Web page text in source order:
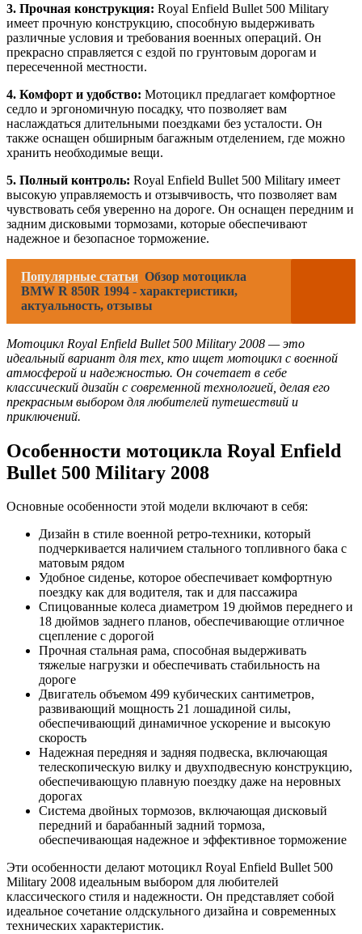
3. Прочная конструкция: Royal Enfield Bullet 500 Military
имеет прочную конструкцию, способную выдерживать
различные условия и требования военных операций. Он
прекрасно справляется с ездой по грунтовым дорогам и
пересеченной местности.
4. Комфорт и удобство: Мотоцикл предлагает комфортное
седло и эргономичную посадку, что позволяет вам
наслаждаться длительными поездками без усталости. Он
также оснащен обширным багажным отделением, где можно
хранить необходимые вещи.
5. Полный контроль: Royal Enfield Bullet 500 Military имеет
высокую управляемость и отзывчивость, что позволяет вам
чувствовать себя уверенно на дороге. Он оснащен передним и
задним дисковыми тормозами, которые обеспечивают
надежное и безопасное торможение.
Популярные статьи Обзор мотоцикла
BMW R 850R 1994 - характеристики,
актуальность, отзывы
Мотоцикл Royal Enfield Bullet 500 Military 2008 — это
идеальный вариант для тех, кто ищет мотоцикл с военной
атмосферой и надежностью. Он сочетает в себе
классический дизайн с современной технологией, делая его
прекрасным выбором для любителей путешествий и
приключений.
Особенности мотоцикла Royal Enfield
Bullet 500 Military 2008
Основные особенности этой модели включают в себя:
Дизайн в стиле военной ретро-техники, который
подчеркивается наличием стального топливного бака с
матовым рядом
Удобное сиденье, которое обеспечивает комфортную
поездку как для водителя, так и для пассажира
Спицованные колеса диаметром 19 дюймов переднего и
18 дюймов заднего планов, обеспечивающие отличное
сцепление с дорогой
Прочная стальная рама, способная выдерживать
тяжелые нагрузки и обеспечивать стабильность на
дороге
Двигатель объемом 499 кубических сантиметров,
развивающий мощность 21 лошадиной силы,
обеспечивающий динамичное ускорение и высокую
скорость
Надежная передняя и задняя подвеска, включающая
телескопическую вилку и двухподвесную конструкцию,
обеспечивающую плавную поездку даже на неровных
дорогах
Система двойных тормозов, включающая дисковый
передний и барабанный задний тормоза,
обеспечивающая надежное и эффективное торможение
Эти особенности делают мотоцикл Royal Enfield Bullet 500
Military 2008 идеальным выбором для любителей
классического стиля и надежности. Он представляет собой
идеальное сочетание олдскульного дизайна и современных
технических характеристик.